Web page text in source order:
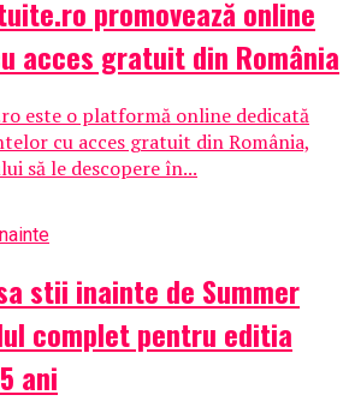
promovează online
acces gratuit din România
este o platformă online dedicată
cu acces gratuit din România,
să le descopere în...
stii inainte de Summer
complet pentru editia
ani